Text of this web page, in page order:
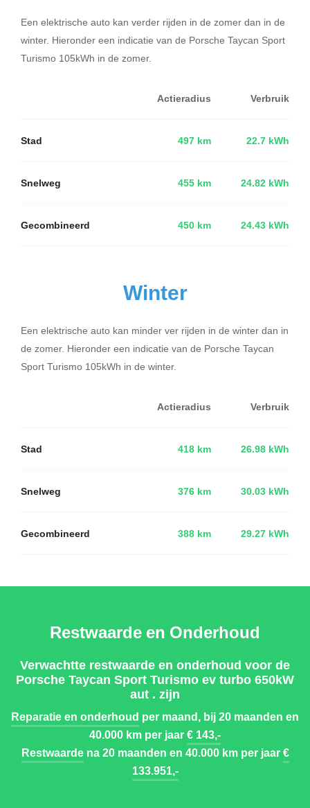
Een elektrische auto kan verder rijden in de zomer dan in de
winter. Hieronder een indicatie van de Porsche Taycan Sport
Turismo 105kWh in de zomer.
Actieradius Verbruik
Stad 497 km 22.7 kWh
Snelweg 455 km 24.82 kWh
Gecombineerd 450 km 24.43 kWh
Winter
Een elektrische auto kan minder ver rijden in de winter dan in
de zomer. Hieronder een indicatie van de Porsche Taycan
Sport Turismo 105kWh in de winter.
Actieradius Verbruik
Stad 418 km 26.98 kWh
Snelweg 376 km 30.03 kWh
Gecombineerd 388 km 29.27 kWh
Restwaarde en Onderhoud
Verwachtte restwaarde en onderhoud voor de
Porsche Taycan Sport Turismo ev turbo 650kW
aut . zijn
Reparatie en onderhoud per maand, bij 20 maanden en
40.000 km per jaar€ 143,-
Restwaardena 20 maanden en 40.000 km per jaar€
133.951,-